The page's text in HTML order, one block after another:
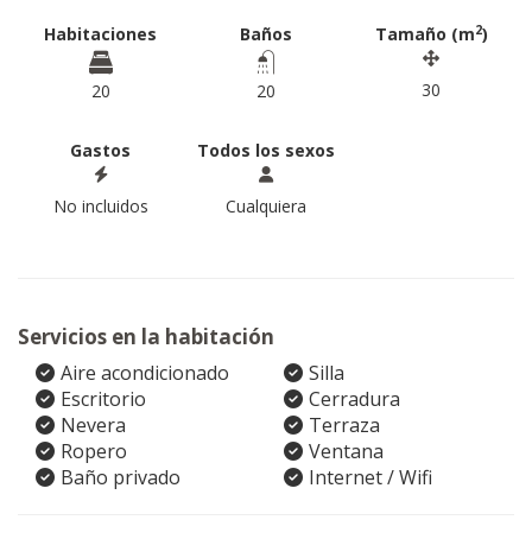
Habitaciones
20
Baños
20
Tamaño (m2)
30
Gastos
No incluidos
Todos los sexos
Cualquiera
Servicios en la habitación
Aire acondicionado
Silla
Escritorio
Cerradura
Nevera
Terraza
Ropero
Ventana
Baño privado
Internet / Wifi